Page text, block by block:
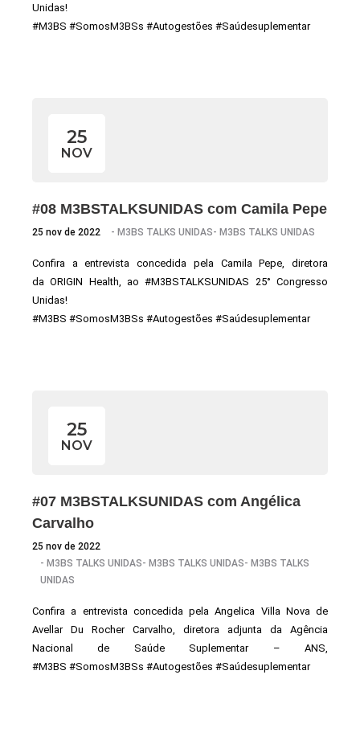
Unidas!
#M3BS #SomosM3BSs #Autogestões #Saúdesuplementar
25
NOV
#08 M3BSTALKSUNIDAS com Camila Pepe
25 nov de 2022 - M3BS TALKS UNIDAS- M3BS TALKS UNIDAS
Confira a entrevista concedida pela Camila Pepe, diretora
da ORIGIN Health, ao #M3BSTALKSUNIDAS 25° Congresso
Unidas!
#M3BS #SomosM3BSs #Autogestões #Saúdesuplementar
25
NOV
#07 M3BSTALKSUNIDAS com Angélica
Carvalho
25 nov de 2022
- M3BS TALKS UNIDAS- M3BS TALKS UNIDAS- M3BS TALKS
UNIDAS
Confira a entrevista concedida pela Angelica Villa Nova de
Avellar Du Rocher Carvalho, diretora adjunta da Agência
Nacional de Saúde Suplementar – ANS,
#M3BS #SomosM3BSs #Autogestões #Saúdesuplementar